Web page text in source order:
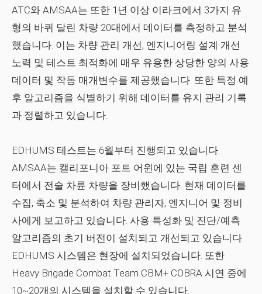
ATC와 AMSAA는 또한 1년 이상 이라크에서 3가지 유
형의 바퀴 달린 차량 20대에서 데이터를 측정하고 분석
했습니다. 이는 차량 관리 개선, 엔지니어링 설계 개선
노력 및 테스트 최적화에 매우 유용한 상당한 양의 사용
데이터 및 작동 매개변수를 제공했습니다. 또한 특정 예
후 알고리즘을 식별하기 위해 데이터를 유지 관리 기록
과 정렬하고 있습니다.
EDHUMS 테스트는 6월부터 진행되고 있습니다.
AMSAA는 캘리포니아 포트 어윈에 있는 국립 훈련 센
터에서 전술 차륜 차량을 장비했습니다. 현재 데이터를
수집, 축소 및 분석하여 차량 관리자, 엔지니어 및 정비
사에게 보고하고 있습니다. 사용 특성화 및 진단/예측
알고리즘의 초기 버전이 설치되고 개선되고 있습니다.
EDHUMS 시스템은 현장에 설치되었습니다. 또한
Heavy Brigade Combat Team CBM+ COBRA 시연 중에
10~20개의 시스템을 설치할 수 있습니다.